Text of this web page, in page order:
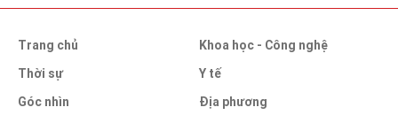
Trang chủ
Thời sự
Góc nhìn
Khoa học - Công nghệ
Y tế
Địa phương